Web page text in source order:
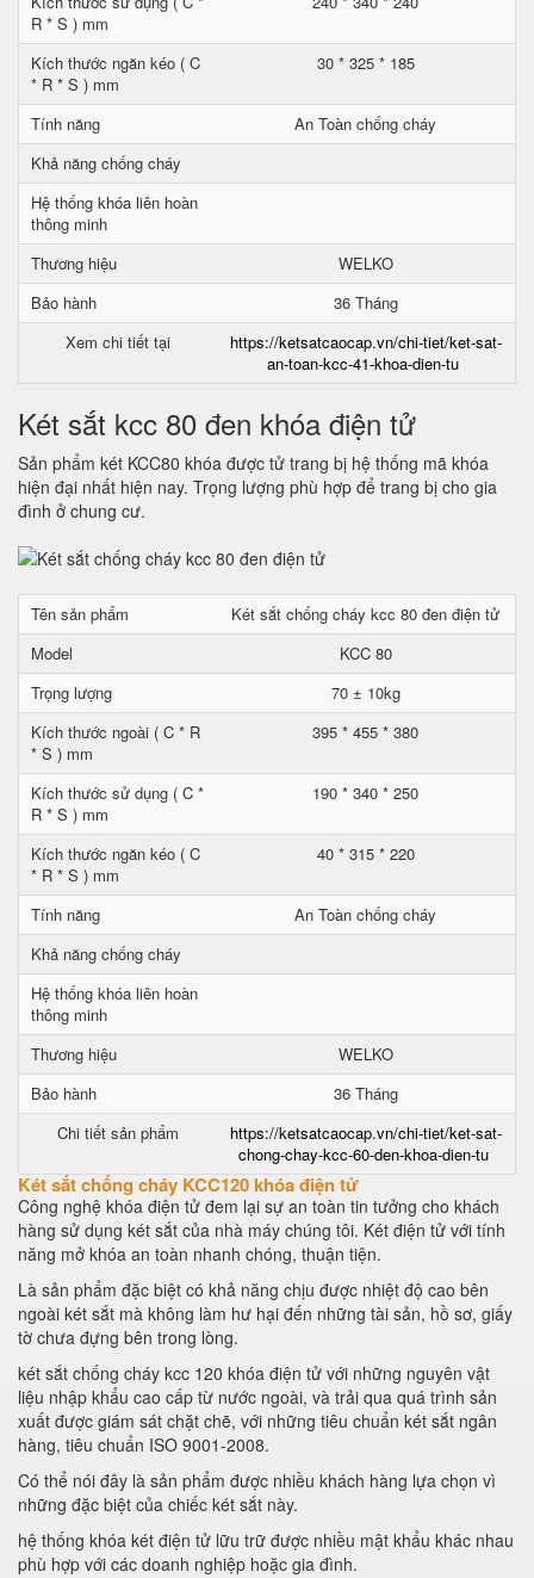
R * S ) mm
Kích thước ngăn kéo ( C
* R * S ) mm
30 * 325 * 185
Tính năng
An Toàn chống cháy
Khả năng chống cháy
Hệ thống khóa liên hoàn
thông minh
Thương hiệu
WELKO
Bảo hành
36 Tháng
Xem chi tiết tại
https://ketsatcaocap.vn/chi-tiet/ket-sat-
an-toan-kcc-41-khoa-dien-tu
Két sắt kcc 80 đen khóa điện tử
Sản phẩm két KCC80 khóa được tử trang bị hệ thống mã khóa
hiện đại nhất hiện nay. Trọng lượng phù hợp để trang bị cho gia
đình ở chung cư.
Tên sản phẩm
Két sắt chống cháy kcc 80 đen điện tử
Model
KCC 80
Trọng lượng
70 ± 10kg
Kích thước ngoài ( C * R
* S ) mm
395 * 455 * 380
Kích thước sử dụng ( C *
R * S ) mm
190 * 340 * 250
Kích thước ngăn kéo ( C
* R * S ) mm
40 * 315 * 220
Tính năng
An Toàn chống cháy
Khả năng chống cháy
Hệ thống khóa liên hoàn
thông minh
Thương hiệu
WELKO
Bảo hành
36 Tháng
Chi tiết sản phẩm
https://ketsatcaocap.vn/chi-tiet/ket-sat-
chong-chay-kcc-60-den-khoa-dien-tu
Két sắt chống cháy KCC120 khóa điện tử
Công nghệ khóa điện tử đem lại sự an toàn tin tưởng cho khách
hàng sử dụng két sắt của nhà máy chúng tôi. Két điện tử với tính
năng mở khóa an toàn nhanh chóng, thuận tiện.
Là sản phẩm đặc biệt có khả năng chịu được nhiệt độ cao bên
ngoài két sắt mà không làm hư hại đến những tài sản, hồ sơ, giấy
tờ chưa đựng bên trong lòng.
két sắt chống cháy kcc 120 khóa điện tử với những nguyên vật
liệu nhập khẩu cao cấp từ nước ngoài, và trải qua quá trình sản
xuất được giám sát chặt chẽ, với những tiêu chuẩn két sắt ngân
hàng, tiêu chuẩn ISO 9001-2008.
Có thể nói đây là sản phẩm được nhiều khách hàng lựa chọn vì
những đặc biệt của chiếc két sắt này.
hệ thống khóa két điện tử lữu trữ được nhiều mật khẩu khác nhau
phù hợp với các doanh nghiệp hoặc gia đình.